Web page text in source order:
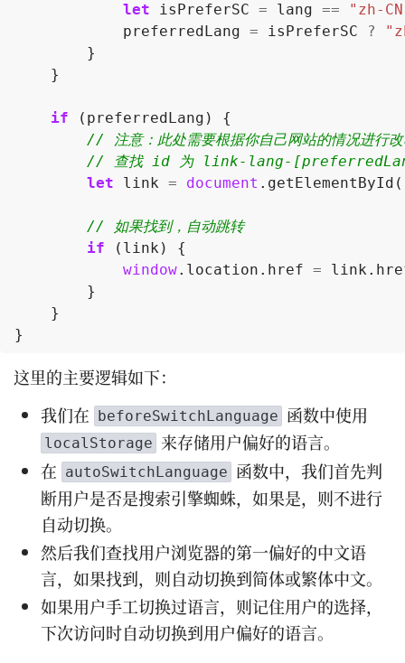
let
isPreferSC = lang ==
"zh-
preferredLang = isPreferSC ?
}
}
if ( preferredLang ) {
let link = document . getElementById (
// 如果找到，自动跳转
if
( link )
{
window. location . href = link .
}
}
}
这里的主要逻辑如下：
我们在 beforeSwitchLanguage 函数中使用
localStorage 来存储用户偏好的语言。
在 autoSwitchLanguage 函数中，我们首先判
断用户是否是搜索引擎蜘蛛，如果是，则不进行
自动切换。
然后我们查找用户浏览器的第一偏好的中文语
言，如果找到，则自动切换到简体或繁体中文。
如果用户手工切换过语言，则记住用户的选择，
下次访问时自动切换到用户偏好的语言。